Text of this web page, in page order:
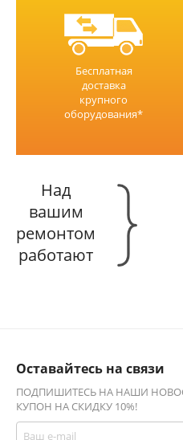
Бесплатная
доставка
крупного
оборудования*
Над
вашим
ремонтом
работают
Оставайтесь на связи
ПОДПИШИТЕСЬ НА НАШИ
КУПОН НА СКИДКУ 10%!